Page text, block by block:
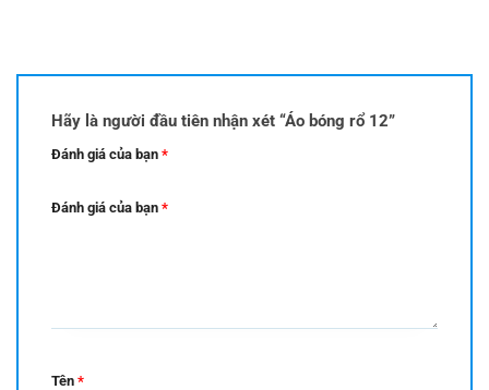
Hãy là người đầu tiên nhận xét “Áo bóng rổ 12”
Đánh giá của bạn *
Đánh giá của bạn *
Tên *